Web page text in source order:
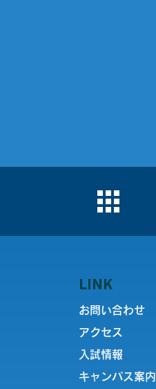
LINK
お問い合わせ
アクセス
入試情報
キャンパス案内